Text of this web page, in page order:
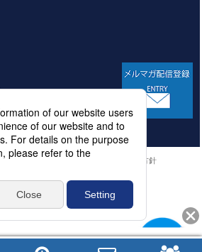
バシーポリシー
情報セキュリティ基本方針
CO., LTD. All rights reserved.